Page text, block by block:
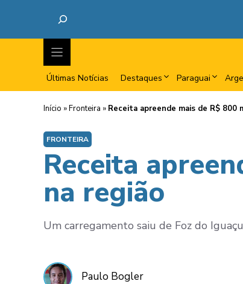
Últimas Notícias Destaques Paraguai
Início »Fronteira » Receita apreende mais de R$ 800
FRONTEIRA
Receita
na região
Um carregamento saiu de Foz do
Paulo Bogler